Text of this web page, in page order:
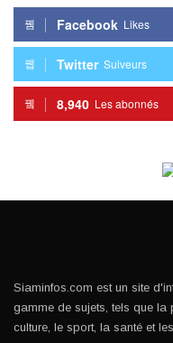
Facebook Likes
Twitter Suiveurs
8,940 Les abonnés
Siaminfos.com est un site
gamme de sujets, tels que la
culture, le sport, la santé et